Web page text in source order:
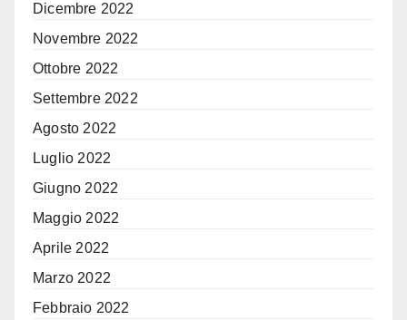
Dicembre 2022
Novembre 2022
Ottobre 2022
Settembre 2022
Agosto 2022
Luglio 2022
Giugno 2022
Maggio 2022
Aprile 2022
Marzo 2022
Febbraio 2022